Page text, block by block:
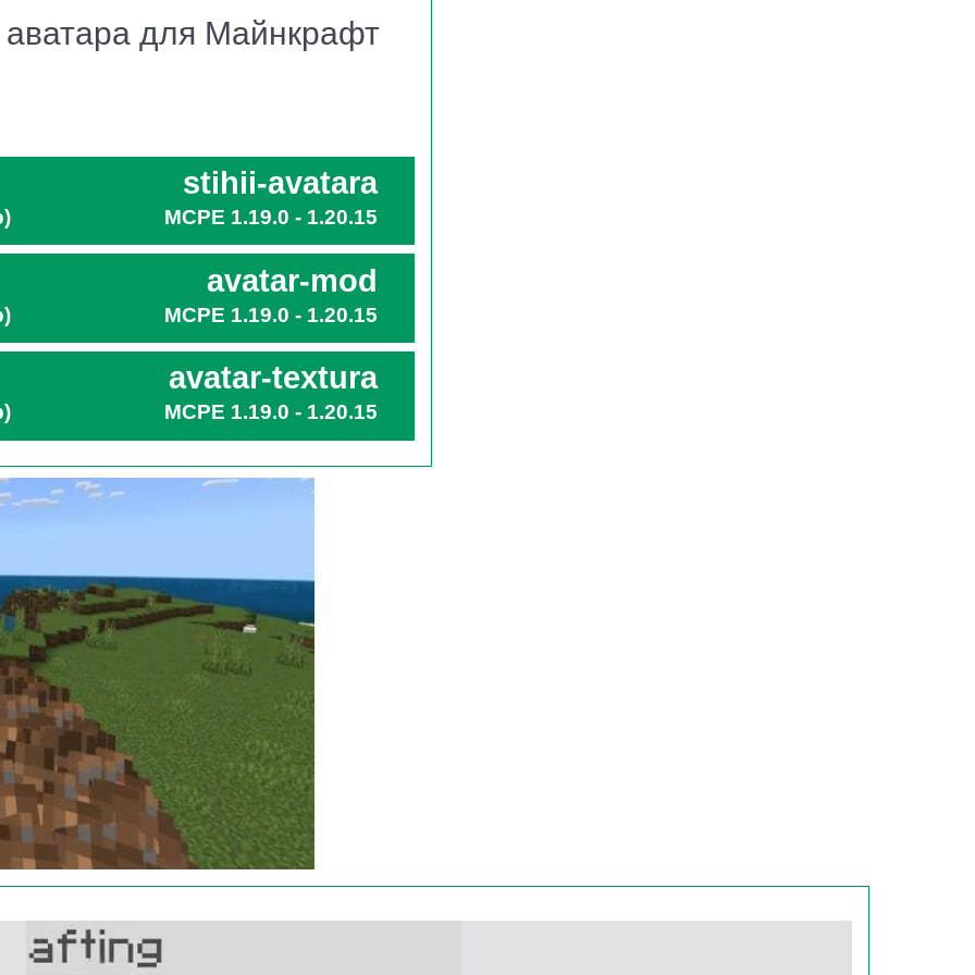
и земля подчиняются Стиву.
особенностью. Игроки получают магические
максимальный удар по соперникам авторы
появляются новые способности и умения,
в моде на стихии аватара, необходимо
несколько вариантов атаки:
пламя);
для Майнкрафт
stihii-avatara
MCPE 1.19.0 - 1.20.15
avatar-mod
MCPE 1.19.0 - 1.20.15
avatar-textura
MCPE 1.19.0 - 1.20.15